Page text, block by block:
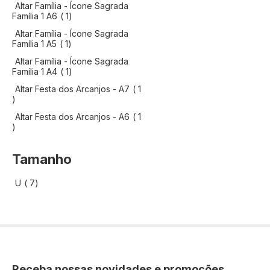
Altar Família - Ícone Sagrada
Família 1 A6
1artigo
Altar Família - Ícone Sagrada
Família 1 A5
1artigo
Altar Família - Ícone Sagrada
Família 1 A4
1artigo
Altar Festa dos Arcanjos - A7
1
artigo
Altar Festa dos Arcanjos - A6
1
artigo
Tamanho
U 7artigo